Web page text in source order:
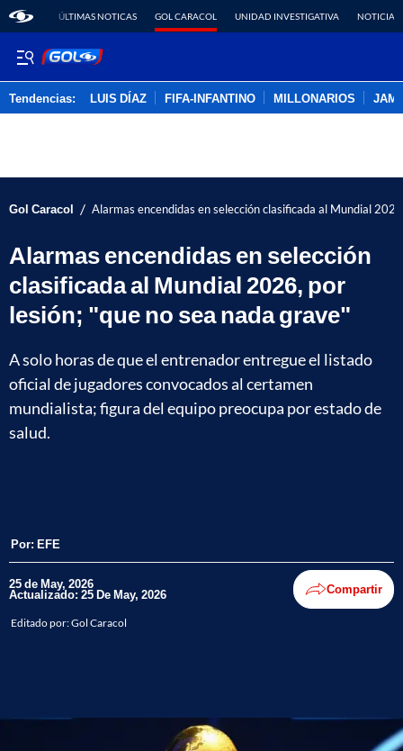
ÚLTIMAS NOTICAS GOL CARACOL UNIDAD INVESTIGATIVA NOTICIAS
Tendencias: LUIS DÍAZ FIFA-INFANTINO MILLONARIOS
Gol Caracol / Alarmas encendidas en selección clasificada al Mundial
Alarmas encendidas en selección
clasificada al Mundial 2026, por
lesión; "que no sea nada grave"
A solo horas de que el entrenador entregue el listado
oficial de jugadores convocados al certamen
mundialista; figura del equipo preocupa por estado de
salud.
Por: EFE
25 de May, 2026
Actualizado: 25 De May, 2026 Compartir
Editado por:Gol Caracol